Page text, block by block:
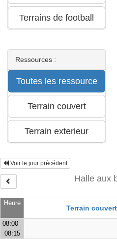
Ressources :
Voir le jour précédent
Halle aux
Heure
Terrain couvert
08:00 -
08:15